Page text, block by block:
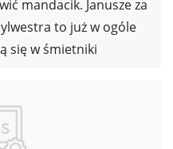
mandacik. Janusze za
to już w ogóle
się w śmietniki